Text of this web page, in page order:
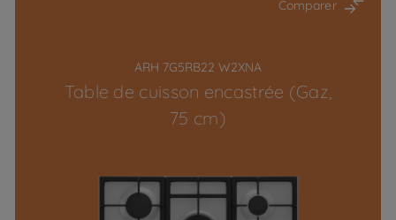
Comparer
ARH 7G5RB22 W2XNA
Table de cuisson encastrée (Gaz,
75 cm)